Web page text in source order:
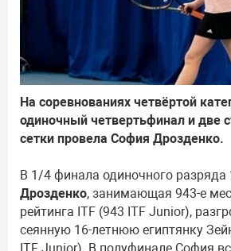
На соревнованиях четвёртой
одиночный четвертьфинал и две
сетки провела София Дрозденко.
В 1/4 финала одиночного разряда
Дрозденко, занимающая 943-е
рейтинга ITF (943 ITF Junior),
сеянную 16-летнюю египтянку
ITF Junior). В полуфинале София